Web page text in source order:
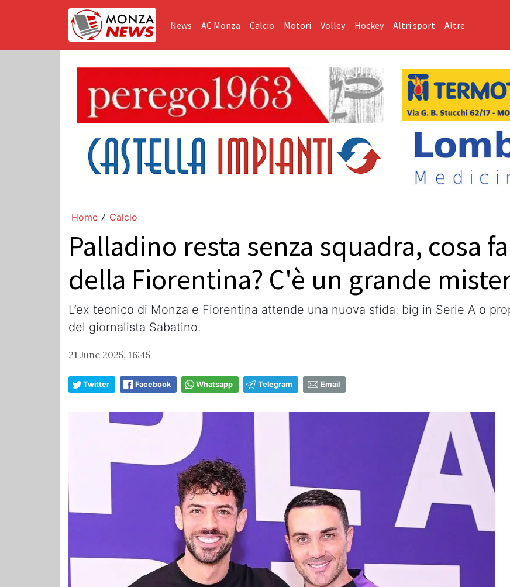
News AC Monza Calcio Motori Volley Hockey Altri sport Altre
Home / Calcio
Palladino resta senza squadra, cosa
della Fiorentina? C'è un grande
L’ex tecnico di Monza e Fiorentina attende una nuova sfida: big in Serie A o
del giornalista Sabatino.
21 June 2025, 16:45
Twitter Facebook Whatsapp Telegram Email